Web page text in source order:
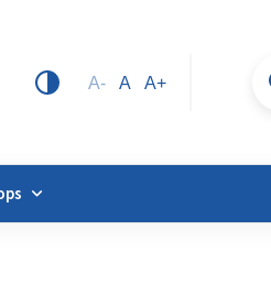
A- A A+
U11 / E - Junioren 2 (2015)